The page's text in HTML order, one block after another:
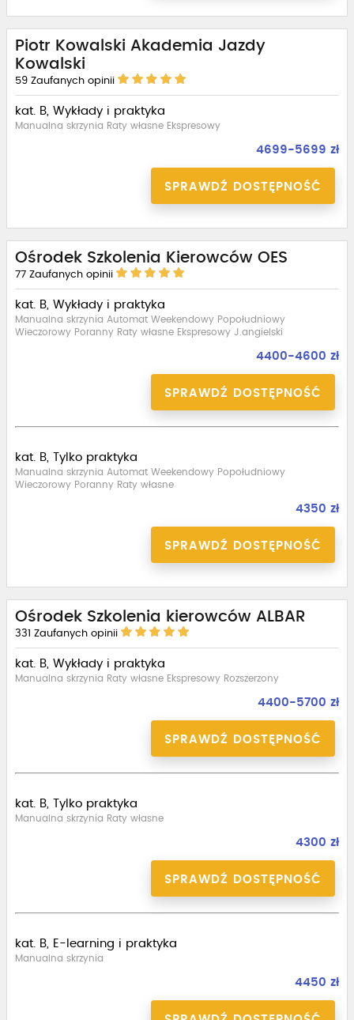
Piotr Kowalski Akademia Jazdy
Kowalski
59 Zaufanych opinii
kat. B, Wykłady i praktyka
Manualna skrzynia Raty własne Ekspresowy
4699-5699 zł
SPRAWDŹ DOSTĘPNOŚĆ
Ośrodek Szkolenia Kierowców OES
77 Zaufanych opinii
kat. B, Wykłady i praktyka
Manualna skrzynia Automat Weekendowy Popołudniowy
Wieczorowy Poranny Raty własne Ekspresowy J.angielski
4400-4600 zł
SPRAWDŹ DOSTĘPNOŚĆ
kat. B, Tylko praktyka
Manualna skrzynia Automat Weekendowy Popołudniowy
Wieczorowy Poranny Raty własne
4350 zł
SPRAWDŹ DOSTĘPNOŚĆ
Ośrodek Szkolenia kierowców ALBAR
331 Zaufanych opinii
kat. B, Wykłady i praktyka
Manualna skrzynia Raty własne Ekspresowy Rozszerzony
4400-5700 zł
SPRAWDŹ DOSTĘPNOŚĆ
kat. B, Tylko praktyka
Manualna skrzynia Raty własne
4300 zł
SPRAWDŹ DOSTĘPNOŚĆ
kat. B, E-learning i praktyka
Manualna skrzynia
4450 zł